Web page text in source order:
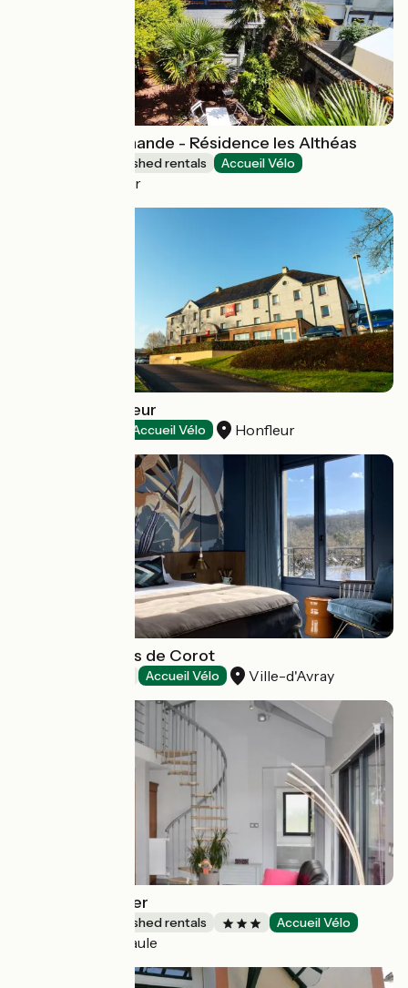
Escapade Normande - Résidence les Althéas
Lodgings and furnished rentals Accueil Vélo
Villers-sur-Mer
Hôtel Ibis Honfleur
Accueil Vélo Honfleur
Hôtel Les Etangs de Corot
Accueil Vélo Ville-d'Avray
Gîte du Val Anger
Lodgings and furnished rentals Accueil Vélo
Trouville-la-Haule